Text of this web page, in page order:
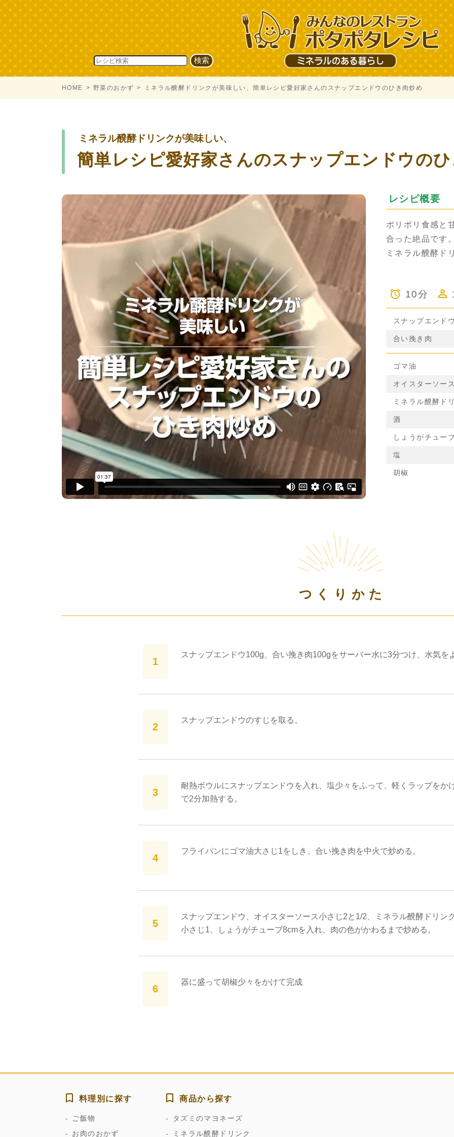
HOME 野菜のおかず ミネラル醗酵ドリンクが美味しい、簡単レシピ愛好家さんのスナップエンドウのひき肉炒め
ミネラル醗酵ドリンクが美味しい、
簡単レシピ愛好家さんのスナップエンドウの
レシピ概要
ポリポリ食感と
合った絶品です。
ミネラル醗酵ド
10分
スナップエンドウ
合い挽き肉
ゴマ油
オイスターソース
ミネラル醗酵ド
酒
しょうがチュー
塩
胡椒
つくりかた
スナップエンドウ100g、合い挽き肉100gをサーバー水に3分つけ、水気を
スナップエンドウのすじを取る。
耐熱ボウルにスナップエンドウを入れ、塩少々をふって、軽くラップをか
で2分加熱する。
フライパンにゴマ油大さじ1をしき、合い挽き肉を中火で炒める。
スナップエンドウ、オイスターソース小さじ2と1/2、ミネラル醗酵ドリン
小さじ1、しょうがチューブ8cmを入れ、肉の色がかわるまで炒める。
器に盛って胡椒少々をかけて完成
料理別に探す
ご飯物
お肉のおかず
商品から探す
タズミのマヨネーズ
ミネラル醗酵ドリンク